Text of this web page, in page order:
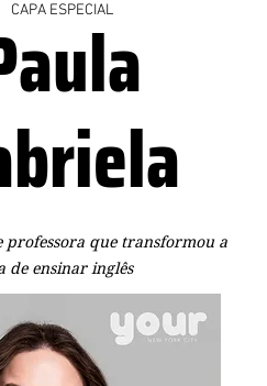
CAPA ESPECIAL
que transformou a
de ensinar inglês